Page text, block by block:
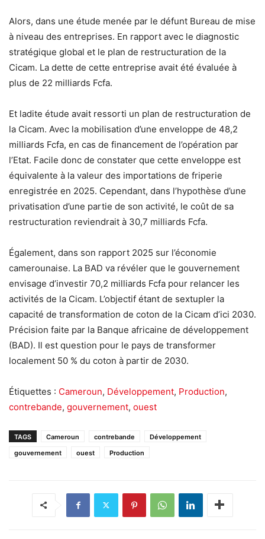
Alors, dans une étude menée par le défunt Bureau de mise
à niveau des entreprises. En rapport avec le diagnostic
stratégique global et le plan de restructuration de la
Cicam. La dette de cette entreprise avait été évaluée à
plus de 22 milliards Fcfa.
Et ladite étude avait ressorti un plan de restructuration de
la Cicam. Avec la mobilisation d’une enveloppe de 48,2
milliards Fcfa, en cas de financement de l’opération par
l’Etat. Facile donc de constater que cette enveloppe est
équivalente à la valeur des importations de friperie
enregistrée en 2025. Cependant, dans l’hypothèse d’une
privatisation d’une partie de son activité, le coût de sa
restructuration reviendrait à 30,7 milliards Fcfa.
Également, dans son rapport 2025 sur l’économie
camerounaise. La BAD va révéler que le gouvernement
envisage d’investir 70,2 milliards Fcfa pour relancer les
activités de la Cicam. L’objectif étant de sextupler la
capacité de transformation de coton de la Cicam d’ici 2030.
Précision faite par la Banque africaine de développement
(BAD). Il est question pour le pays de transformer
localement 50 % du coton à partir de 2030.
Étiquettes : Cameroun, Développement, Production,
contrebande, gouvernement, ouest
TAGS Cameroun contrebande
Développement
gouvernement
ouest Production